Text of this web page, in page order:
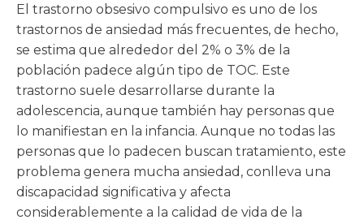
El trastorno obsesivo compulsivo es uno de los
trastornos de ansiedad más frecuentes, de hecho,
se estima que alrededor del 2% o 3% de la
población padece algún tipo de TOC. Este
trastorno suele desarrollarse durante la
adolescencia, aunque también hay personas que
lo manifiestan en la infancia. Aunque no todas las
personas que lo padecen buscan tratamiento, este
problema genera mucha ansiedad, conlleva una
discapacidad significativa y afecta
considerablemente a la calidad de vida de la